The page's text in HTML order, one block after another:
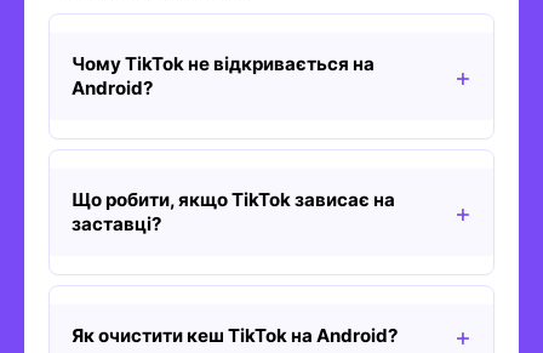
Чому TikTok не відкривається на
Android?
Що робити, якщо TikTok зависає на
заставці?
Як очистити кеш TikTok на Android?